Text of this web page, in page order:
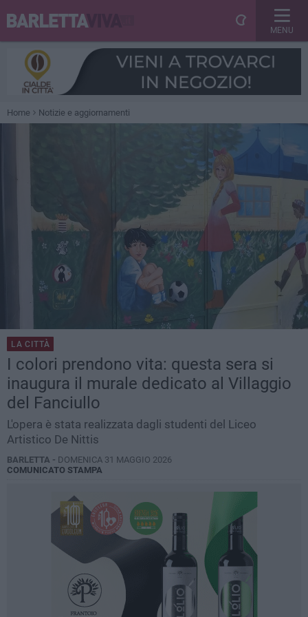
MENU
Home Notizie e aggiornamenti
LA CITTÀ
I colori prendono vita: questa sera si
inaugura il murale dedicato al Villaggio
del Fanciullo
L'opera è stata realizzata dagli studenti del Liceo
Artistico De Nittis
BARLETTA - DOMENICA 31 MAGGIO 2026
COMUNICATO STAMPA